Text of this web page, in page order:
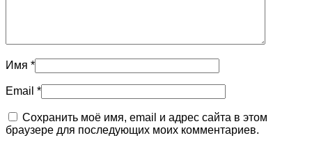
Имя *
Email *
Сохранить моё имя, email и адрес сайта в этом
браузере для последующих моих комментариев.